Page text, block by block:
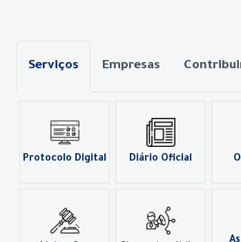
Serviços Empresas
Protocolo Digital Diário Oficial